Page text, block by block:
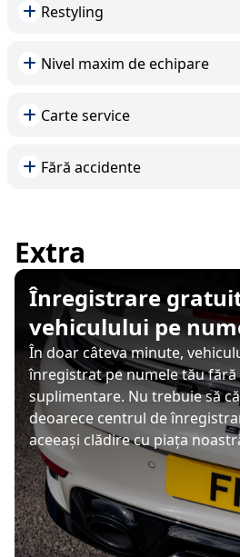
Restyling
Nivel maxim de echipare
Carte service
Fără accidente
Extra
Înregistrare
vehiculului pe
În doar câteva minute,
înregistrat pe numele tău
suplimentare. Nu trebuie să
deoarece centrul de
aceeași clădire cu piața